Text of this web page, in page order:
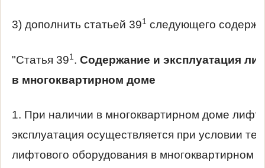
3) дополнить статьей 391следующего
"Статья 391. Содержание и эксплуатация
в многоквартирном доме
1. При наличии в многоквартирном доме
эксплуатация осуществляется при условии
лифтового оборудования в многоквартирном